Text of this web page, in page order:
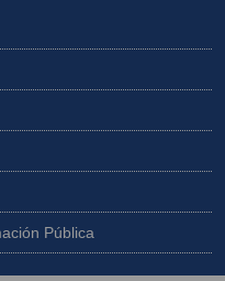
Pública